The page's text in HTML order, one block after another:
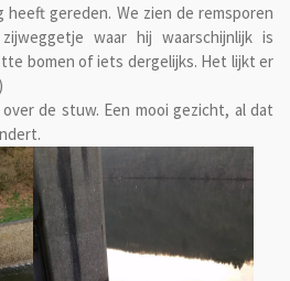
gereden. We zien de remsporen
waar hij waarschijnlijk is
bomen of iets dergelijks. Het lijkt er
de stuw. Een mooi gezicht, al dat